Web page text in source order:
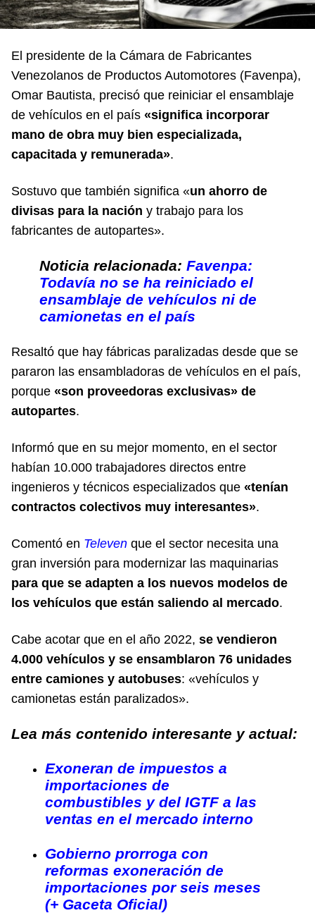
El presidente de la Cámara de Fabricantes
Venezolanos de Productos Automotores (Favenpa),
Omar Bautista, precisó que reiniciar el ensamblaje
de vehículos en el país «significa incorporar
mano de obra muy bien especializada,
capacitada y remunerada».
Sostuvo que también significa «un ahorro de
divisas para la nación y trabajo para los
fabricantes de autopartes».
Noticia relacionada: Favenpa:
Todavía no se ha reiniciado el
ensamblaje de vehículos ni de
camionetas en el país
Resaltó que hay fábricas paralizadas desde que se
pararon las ensambladoras de vehículos en el país,
porque «son proveedoras exclusivas» de
autopartes.
Informó que en su mejor momento, en el sector
habían 10.000 trabajadores directos entre
ingenieros y técnicos especializados que «tenían
contractos colectivos muy interesantes».
Comentó en Televen que el sector necesita una
gran inversión para modernizar las maquinarias
para que se adapten a los nuevos modelos de
los vehículos que están saliendo al mercado.
Cabe acotar que en el año 2022, se vendieron
4.000 vehículos y se ensamblaron 76 unidades
entre camiones y autobuses: «vehículos y
camionetas están paralizados».
Lea más contenido interesante y actual:
Exoneran de impuestos a
importaciones de
combustibles y del IGTF a las
ventas en el mercado interno
Gobierno prorroga con
reformas exoneración de
importaciones por seis meses
(+ Gaceta Oficial)